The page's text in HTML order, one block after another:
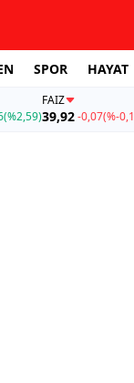
SPOR HAYAT
(%2,59)
FAİZ
39,92-0,07(%-